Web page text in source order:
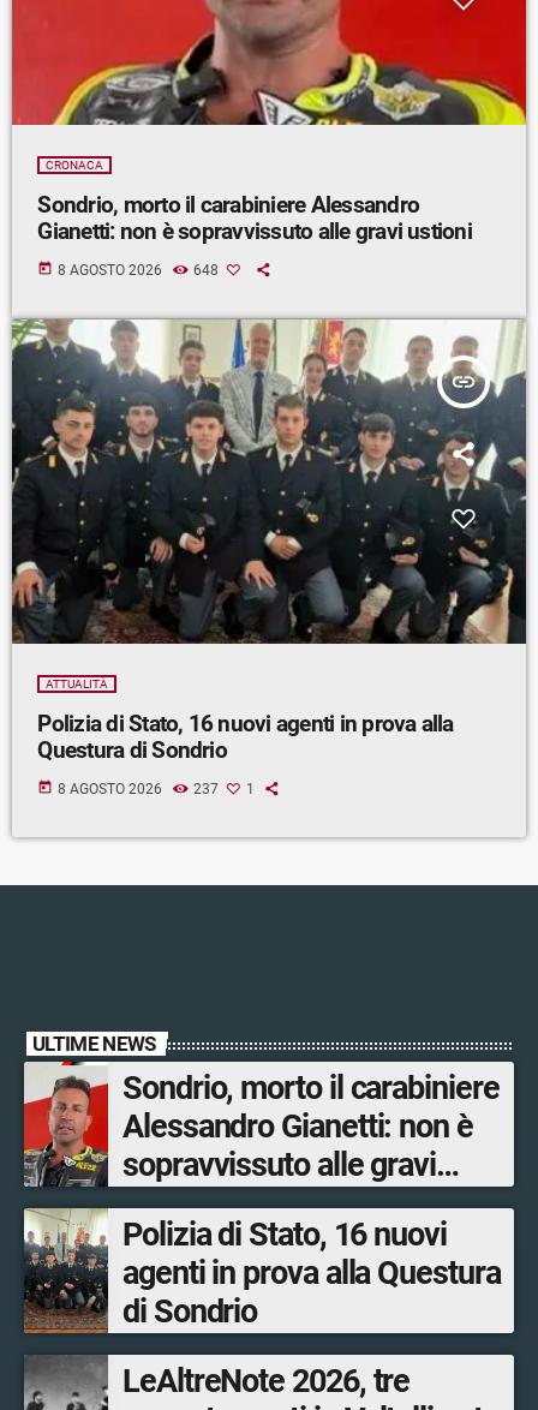
CRONACA
Sondrio, morto il carabiniere Alessandro
Gianetti: non è sopravvissuto alle gravi ustioni
today 8 AGOSTO 2026 648
insert_link
ATTUALITÀ
Polizia di Stato, 16 nuovi agenti in prova alla
Questura di Sondrio
today 8 AGOSTO 2026 237 1
ULTIME NEWS
Sondrio, morto il carabiniere
Alessandro Gianetti: non è
sopravvissuto alle gravi
ustioni
Polizia di Stato, 16 nuovi
agenti in prova alla Questura
di Sondrio
LeAltreNote 2026, tre